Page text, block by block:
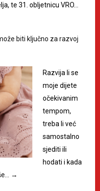
te 31. obljetnicu VRO…
biti ključno za razvoj
Razvija li se
moje dijete
očekivanim
tempom,
treba li već
samostalno
sjediti ili
hodati i kada
→